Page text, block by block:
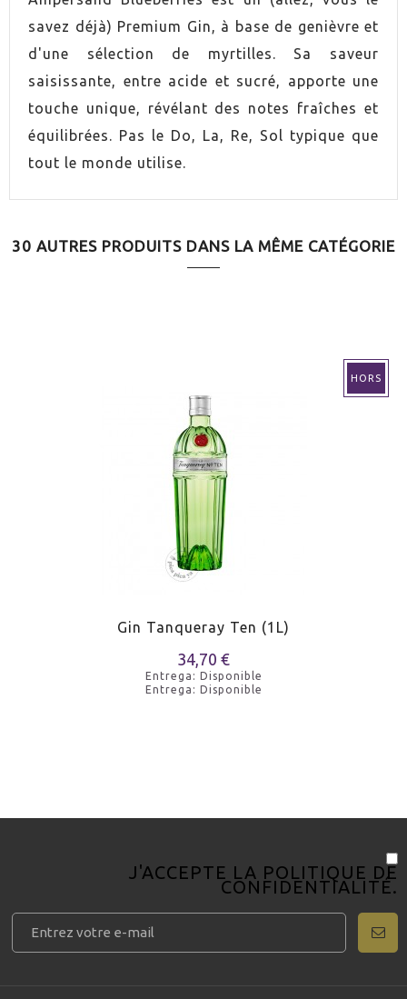
GRADUACIÓN 37,5%
savez déjà) Premium Gin, à base de genièvre et
d'une sélection de myrtilles. Sa saveur
saisissante, entre acide et sucré, apporte une
touche unique, révélant des notes fraîches et
équilibrées. Pas le Do, La, Re, Sol typique que
tout le monde utilise.
30 AUTRES PRODUITS DANS LA MÊME CATÉGORIE
HORS
Gin Tanqueray Ten (1L)
34,70 €
Entrega: Disponible
Entrega: Disponible
J'ACCEPTE LA POLITIQUE DE
CONFIDENTIALITÉ.